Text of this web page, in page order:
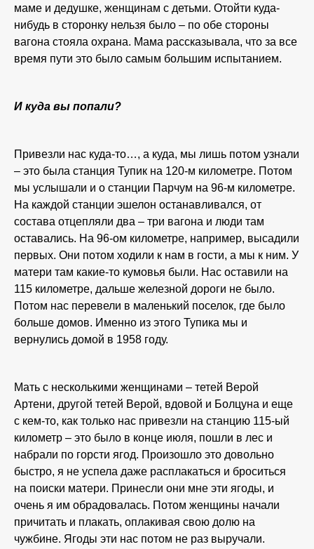
маме и дедушке, женщинам с детьми. Отойти куда-
нибудь в сторонку нельзя было – по обе стороны
вагона стояла охрана. Мама рассказывала, что за все
время пути это было самым большим испытанием.
И куда вы попали?
Привезли нас куда-то…, а куда, мы лишь потом узнали
– это была станция Тупик на 120-м километре. Потом
мы услышали и о станции Парчум на 96-м километре.
На каждой станции эшелон останавливался, от
состава отцепляли два – три вагона и люди там
оставались. На 96-ом километре, например, высадили
первых. Они потом ходили к нам в гости, а мы к ним. У
матери там какие-то кумовья были. Нас оставили на
115 километре, дальше железной дороги не было.
Потом нас перевели в маленький поселок, где было
больше домов. Именно из этого Тупика мы и
вернулись домой в 1958 году.
Мать с несколькими женщинами – тетей Верой
Артени, другой тетей Верой, вдовой и Болцуна и еще
с кем-то, как только нас привезли на станцию 115-ый
километр – это было в конце июля, пошли в лес и
набрали по горсти ягод. Произошло это довольно
быстро, я не успела даже расплакаться и броситься
на поиски матери. Принесли они мне эти ягоды, и
очень я им обрадовалась. Потом женщины начали
причитать и плакать, оплакивая свою долю на
чужбине. Ягоды эти нас потом не раз выручали.